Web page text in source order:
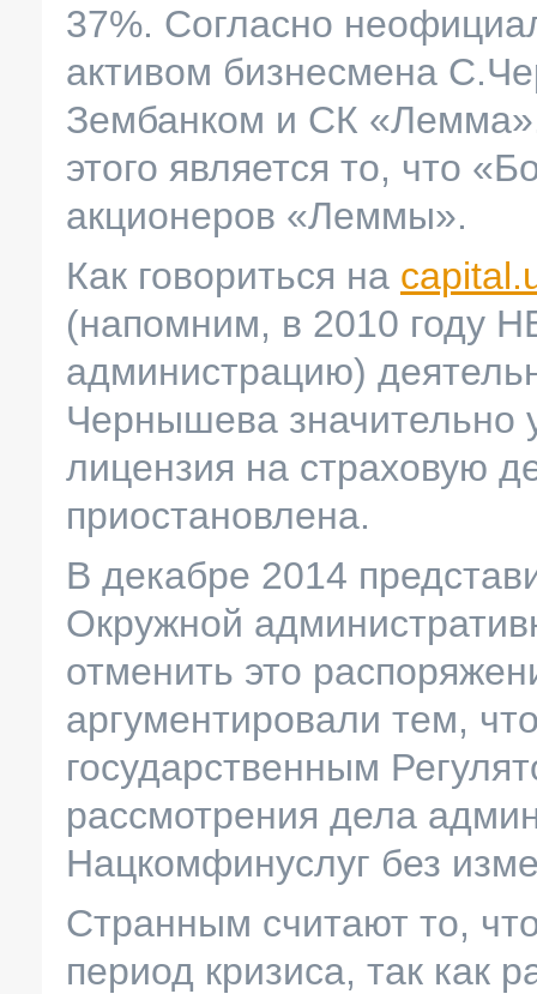
37%. Согласно
активом бизнесмена
Зембанком и СК
этого является то, что
акционеров «Леммы».
Как говориться на
(напомним, в 2010 году
администрацию)
Чернышева значительно
лицензия на страховую
приостановлена.
В декабре 2014
Окружной
отменить это
аргументировали тем,
государственным
рассмотрения дела
Нацкомфинуслуг без
Странным считают то,
период кризиса, так как